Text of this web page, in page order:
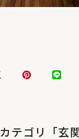
カテゴリ「玄